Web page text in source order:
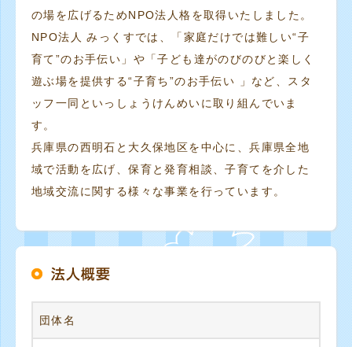
の場を広げるためNPO法人格を取得いたしました。
NPO法人 みっくすでは、「家庭だけでは難しい“子
育て”のお手伝い」や「子ども達がのびのびと楽しく
遊ぶ場を提供する“子育ち”のお手伝い 」など、スタ
ッフ一同といっしょうけんめいに取り組んでいま
す。
兵庫県の西明石と大久保地区を中心に、兵庫県全地
域で活動を広げ、保育と発育相談、子育てを介した
地域交流に関する様々な事業を行っています。
団体名